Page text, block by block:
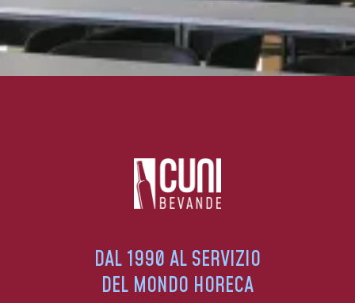
DAL 1990 AL SERVIZIO
DEL MONDO HORECA